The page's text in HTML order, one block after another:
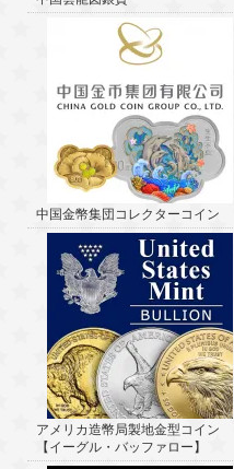
中国金幣集団コレクターコイン
アメリカ造幣局製地金型コイン
【イーグル・バッファロー】